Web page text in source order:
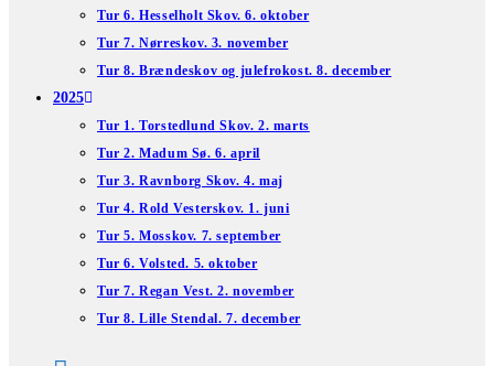
Tur 6. Hesselholt Skov. 6. oktober
Tur 7. Nørreskov. 3. november
Tur 8. Brændeskov og julefrokost. 8. december
2025
Tur 1. Torstedlund Skov. 2. marts
Tur 2. Madum Sø. 6. april
Tur 3. Ravnborg Skov. 4. maj
Tur 4. Rold Vesterskov. 1. juni
Tur 5. Mosskov. 7. september
Tur 6. Volsted. 5. oktober
Tur 7. Regan Vest. 2. november
Tur 8. Lille Stendal. 7. december